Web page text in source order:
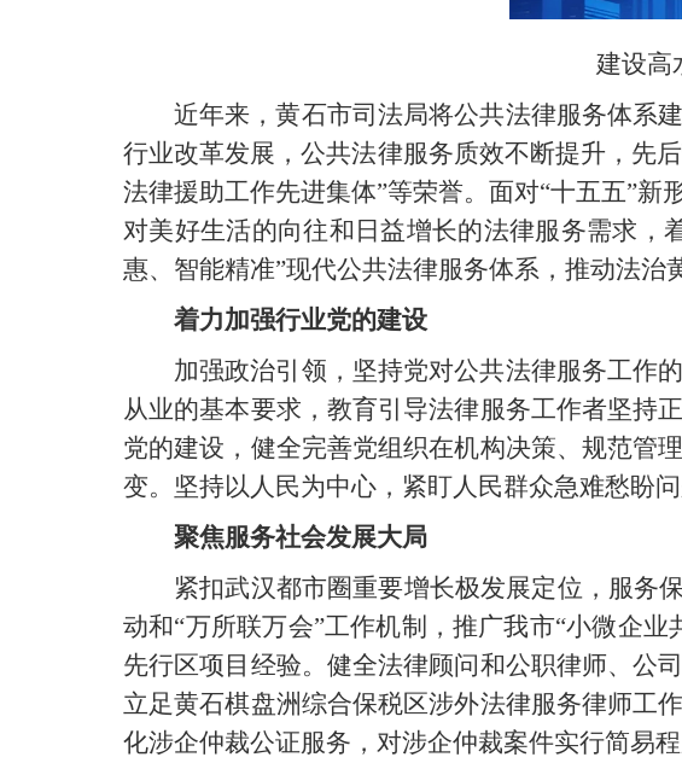
建设高
近年来，黄石市司法局将公共法律服务体系
行业改革发展，公共法律服务质效不断提升，先
法律援助工作先进集体”等荣誉。面对“十五五”
对美好生活的向往和日益增长的法律服务需求，
惠、智能精准”现代公共法律服务体系，推动法治
着力加强行业党的建设
加强政治引领，坚持党对公共法律服务工作
从业的基本要求，教育引导法律服务工作者坚持
党的建设，健全完善党组织在机构决策、规范管
变。坚持以人民为中心，紧盯人民群众急难愁盼
聚焦服务社会发展大局
紧扣武汉都市圈重要增长极发展定位，服务
动和“万所联万会”工作机制，推广我市“小微企
先行区项目经验。健全法律顾问和公职律师、公
立足黄石棋盘洲综合保税区涉外法律服务律师工
化涉企仲裁公证服务，对涉企仲裁案件实行简易